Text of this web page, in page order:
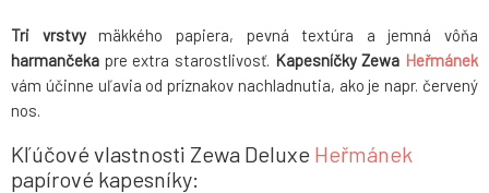
Tri vrstvymäkkého papiera, pevná textúra a jemná vôňa
harmančeka pre extra starostlivosť. Kapesníčky Zewa Heřmánek
vám účinne uľavia od príznakov nachladnutia, ako je napr. červený
nos.
Kľúčové vlastnosti Zewa Deluxe Heřmánek
papírové kapesníky: